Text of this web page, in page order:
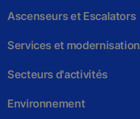
Ascenseurs et Escalators
Services et modernisation
Secteurs d'activités
Environnement